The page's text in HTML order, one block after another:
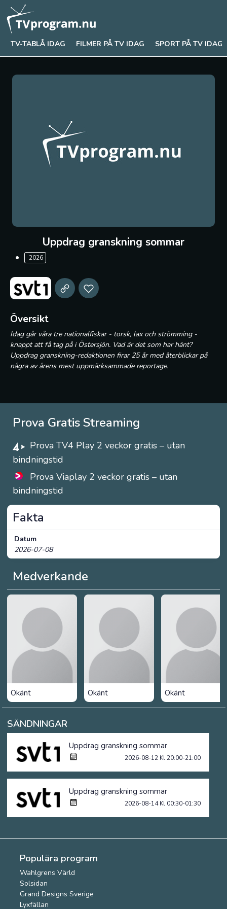
TV-TABLÅ IDAG FILMER PÅ TV IDAG SPORT PÅ TV IDAG
Uppdrag granskning sommar
2026
Översikt
Idag går våra tre nationalfiskar - torsk, lax och strömming -
knappt att få tag på i Östersjön. Vad är det som har hänt?
Uppdrag granskning-redaktionen firar 25 år med återblickar på
några av årens mest uppmärksammade reportage.
Prova Gratis Streaming
Prova TV4 Play 2 veckor gratis – utan
bindningstid
Prova Viaplay 2 veckor gratis – utan
bindningstid
Medverkande
Okänt Okänt Okänt
Fakta
Datum
2026-07-08
SÄNDNINGAR
Uppdrag granskning sommar
2026-08-12 Kl 20:00-21:00
Uppdrag granskning sommar
2026-08-14 Kl 00:30-01:30
Populära program
Wahlgrens Värld
Solsidan
Grand Designs Sverige
Lyxfällan